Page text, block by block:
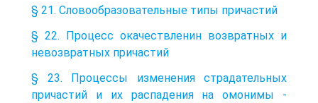
§ 21. Словообразовательные типы причастий
§ 22. Процесс окачествленин возвратных и
невозвратных причастий
§ 23. Процессы изменения страдательных
причастий и их распадения на омонимы -